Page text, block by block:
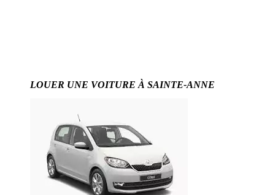
LOUER UNE VOITURE À SAINTE-ANNE